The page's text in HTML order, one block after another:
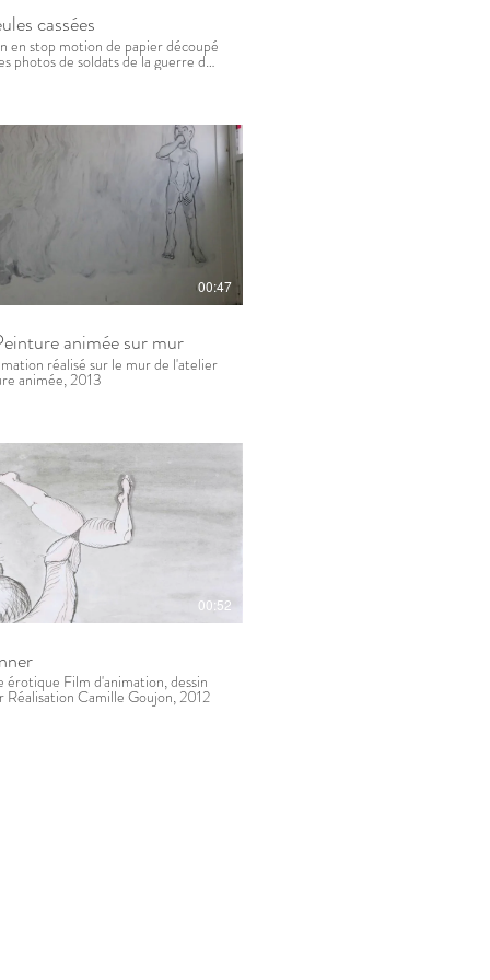
cassées
en stop motion de papier découpé
photos de soldats de la guerre de
00:47
animée sur mur
réalisé sur le mur de l'atelier
animée, 2013
00:52
d'animation, dessin
Réalisation Camille Goujon, 2012